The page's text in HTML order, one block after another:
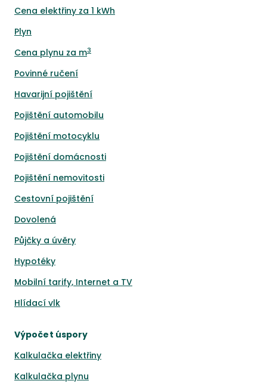
Cena elektřiny za 1 kWh
Plyn
Cena plynu za m3
Povinné ručení
Havarijní pojištění
Pojištění automobilu
Pojištění motocyklu
Pojištění domácnosti
Pojištění nemovitosti
Cestovní pojištění
Dovolená
Půjčky a úvěry
Hypotéky
Mobilní tarify, Internet a TV
Hlídací vlk
Výpočet úspory
Kalkulačka elektřiny
Kalkulačka plynu